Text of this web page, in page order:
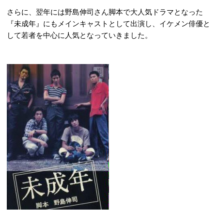
さらに、翌年には野島伸司さん脚本で大人気ドラマとなった
『未成年』にもメインキャストとして出演し、イケメン俳優と
して若者を中心に人気となっていきました。